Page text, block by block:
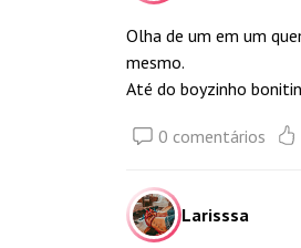
Olha de um em um
mesmo.
Até do boyzinho
0 comentários
Larisssa